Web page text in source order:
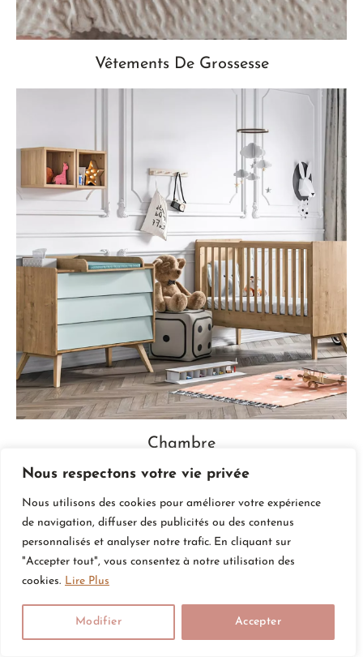
Nous respectons votre vie privée
Nous utilisons des cookies pour améliorer votre expérience
de navigation, diffuser des publicités ou des contenus
personnalisés et analyser notre trafic. En cliquant sur
"Accepter tout", vous consentez à notre utilisation des
cookies. Lire Plus
Modifier Accepter
Vêtements De Grossesse
Chambre